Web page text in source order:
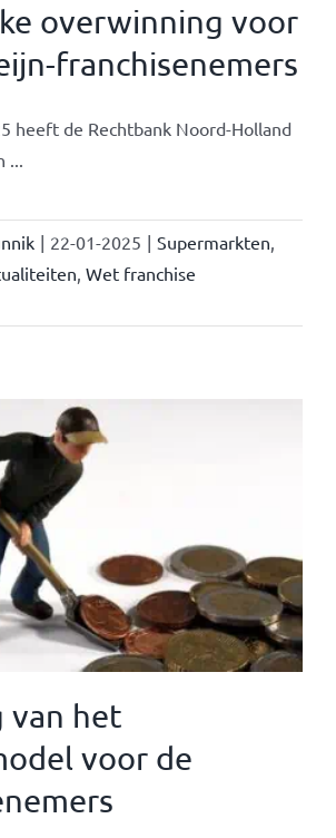
overwinning voor
franchisenemers
heeft de Rechtbank Noord-Holland
| 22-01-2025 | Supermarkten
Wet franchise
van het
voor de